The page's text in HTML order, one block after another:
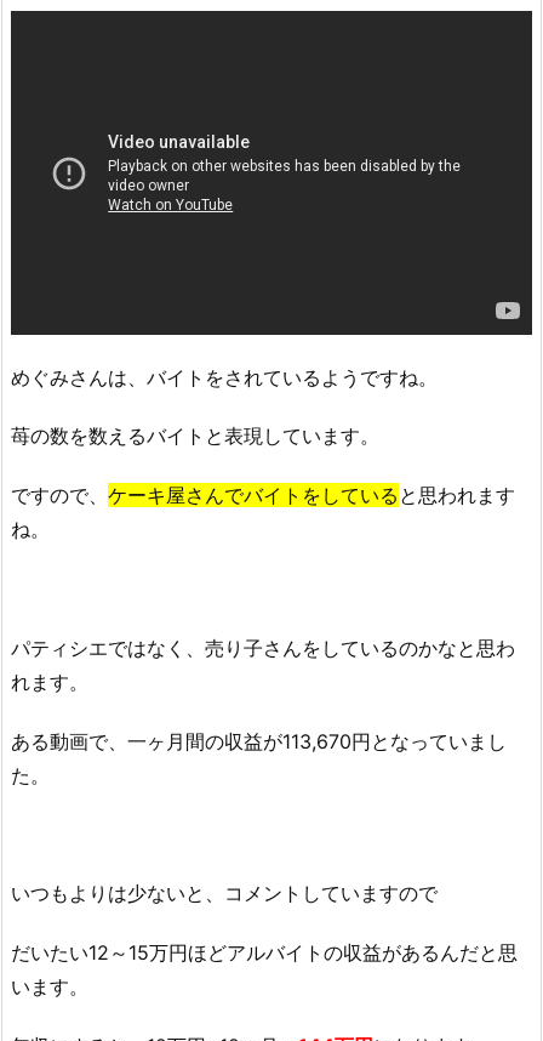
めぐみさんは、バイトをされているようですね。
苺の数を数えるバイトと表現しています。
ですので、 ケーキ屋さんでバイトをしている と思われます
ね。
パティシエではなく、売り子さんをしているのかなと思わ
れます。
ある動画で、一ヶ月間の収益が113,670円となっていまし
た。
いつもよりは少ないと、コメントしていますので
だいたい12～15万円ほどアルバイトの収益があるんだと思
います。